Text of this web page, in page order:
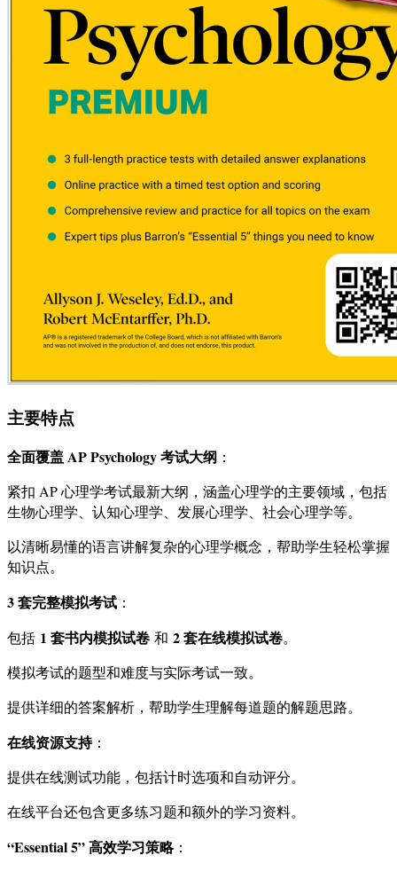
主要特点
全面覆盖 AP Psychology 考试大纲 ：
紧扣 AP 心理学考试最新大纲，涵盖心理学的主要领域，包括
生物心理学、认知心理学、发展心理学、社会心理学等。
以清晰易懂的语言讲解复杂的心理学概念，帮助学生轻松掌握
知识点。
3 套完整模拟考试 ：
包括 1 套书内模拟试卷 和 2 套在线模拟试卷。
模拟考试的题型和难度与实际考试一致。
提供详细的答案解析，帮助学生理解每道题的解题思路。
在线资源支持：
提供在线测试功能，包括计时选项和自动评分。
在线平台还包含更多练习题和额外的学习资料。
“Essential 5” 高效学习策略：